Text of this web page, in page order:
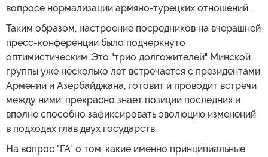
вопросе нормализации армяно-турецких отношений.
Таким образом, настроение посредников на вчерашней
пресс-конференции было подчеркнуто
оптимистическим. Это "трио долгожителей" Минской
группы уже несколько лет встречается с президентами
Армении и Азербайджана, готовит и проводит встречи
между ними, прекрасно знает позиции последних и
вполне способно зафиксировать эволюцию изменений
в подходах глав двух государств.
На вопрос "ГА" о том, какие именно принципиальные